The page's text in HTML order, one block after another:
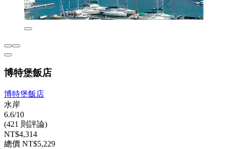
博特堡飯店
博特堡飯店
水岸
6.6/10
(421 則評論)
NT$4,314
總價 NT$5,229